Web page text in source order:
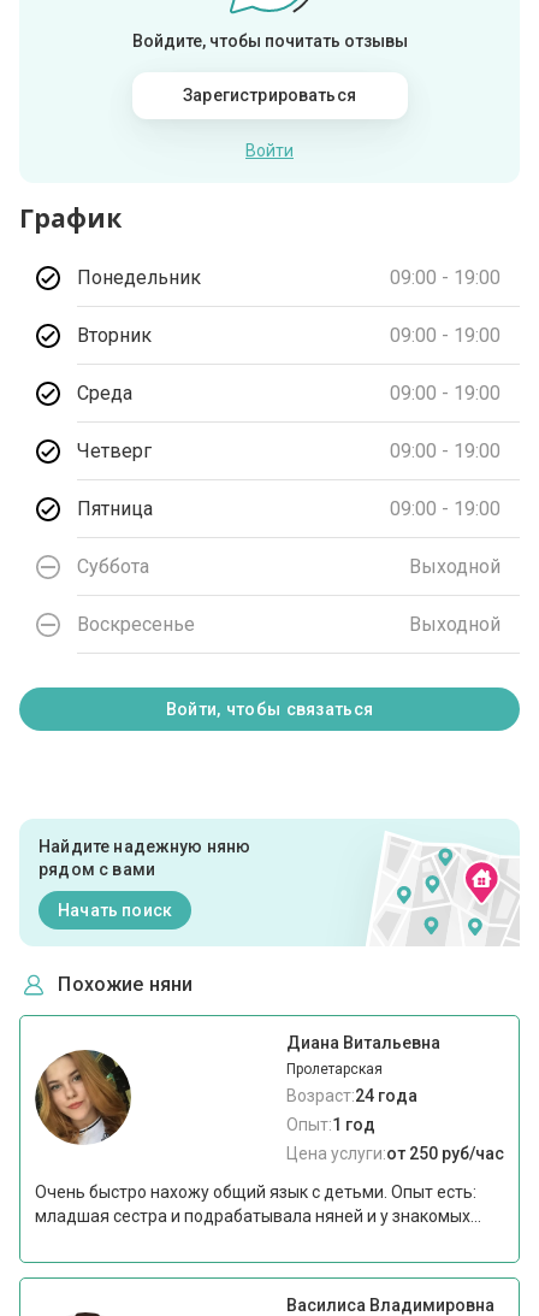
Войдите, чтобы почитать отзывы
Зарегистрироваться
Войти
График
Понедельник 09:00 - 19:00
Вторник 09:00 - 19:00
Среда 09:00 - 19:00
Четверг 09:00 - 19:00
Пятница 09:00 - 19:00
Суббота Выходной
Воскресенье Выходной
Войти, чтобы связаться
Найдите надежную няню
рядом с вами
Начать поиск
Похожие няни
Диана Витальевна
Пролетарская
Возраст:24 года
Опыт:1 год
Цена услуги:от 250 руб/час
Очень быстро нахожу общий язык с детьми. Опыт есть:
младшая сестра и подрабатывала няней и у знакомых...
Василиса Владимировна